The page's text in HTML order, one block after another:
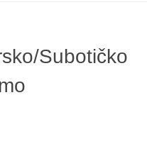
Subotičko